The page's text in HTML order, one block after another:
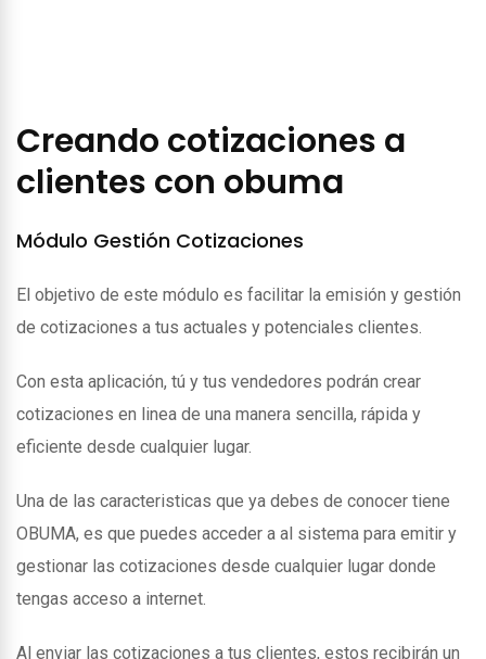
Creando cotizaciones a
clientes con obuma
Módulo Gestión Cotizaciones
El objetivo de este módulo es facilitar la emisión y gestión
de cotizaciones a tus actuales y potenciales clientes.
Con esta aplicación, tú y tus vendedores podrán crear
cotizaciones en linea de una manera sencilla, rápida y
eficiente desde cualquier lugar.
Una de las caracteristicas que ya debes de conocer tiene
OBUMA, es que puedes acceder a al sistema para emitir y
gestionar las cotizaciones desde cualquier lugar donde
tengas acceso a internet.
Al enviar las cotizaciones a tus clientes, estos recibirán un